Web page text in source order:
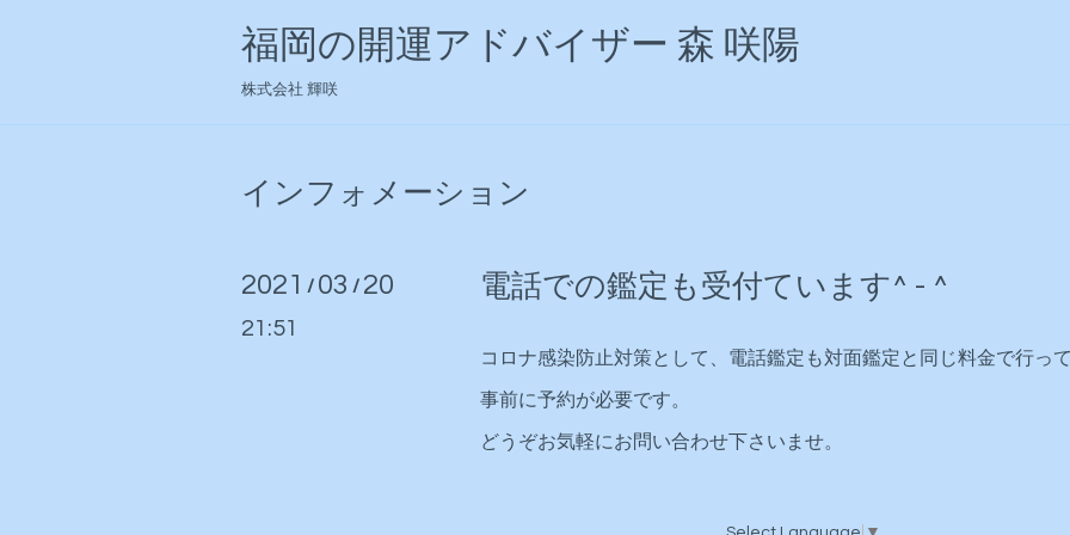
福岡の開運アドバイザー 森 咲陽
株式会社 輝咲
インフォメーション
2021 / 03 / 20
21:51
電話での鑑定も受付ています^ - ^
コロナ感染防止対策として、電話鑑定も対面鑑定と同じ料金で行って
事前に予約が必要です。
どうぞお気軽にお問い合わせ下さいませ。